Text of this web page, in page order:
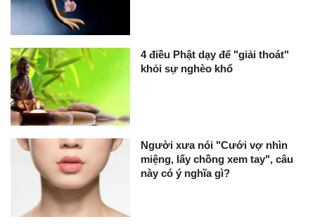
4 điều Phật dạy để "giải thoát"
khỏi sự nghèo khổ
Người xưa nói "Cưới vợ nhìn
miệng, lấy chồng xem tay", câu
này có ý nghĩa gì?